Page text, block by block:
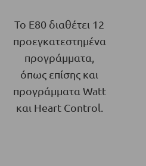
Το Ε80 διαθέτει 12
προεγκατεστημένα
προγράμματα,
όπως επίσης και
προγράμματα Watt
και Heart Control.